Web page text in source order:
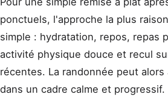
ponctuels, l'approche la plus
simple : hydratation, repos, repas
activité physique douce et recul
récentes. La randonnée peut alors
dans un cadre calme et progressif.